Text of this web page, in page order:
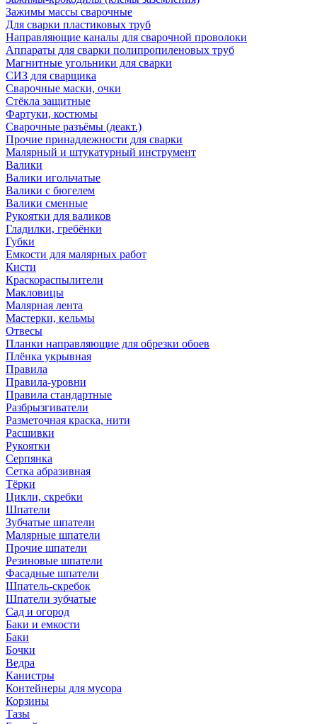
Зажимы массы сварочные
Для сварки пластиковых труб
Направляющие каналы для сварочной проволоки
Аппараты для сварки полипропиленовых труб
Магнитные угольники для сварки
СИЗ для сварщика
Сварочные маски, очки
Стёкла защитные
Фартуки, костюмы
Сварочные разъёмы (деакт.)
Прочие принадлежности для сварки
Малярный и штукатурный инструмент
Валики
Валики игольчатые
Валики с бюгелем
Валики сменные
Рукоятки для валиков
Гладилки, гребёнки
Губки
Емкости для малярных работ
Кисти
Краскораспылители
Макловицы
Малярная лента
Мастерки, кельмы
Отвесы
Планки направляющие для обрезки обоев
Плёнка укрывная
Правила
Правила-уровни
Правила стандартные
Разбрызгиватели
Разметочная краска, нити
Расшивки
Рукоятки
Серпянка
Сетка абразивная
Тёрки
Цикли, скребки
Шпатели
Зубчатые шпатели
Малярные шпатели
Прочие шпатели
Резиновые шпатели
Фасадные шпатели
Шпатель-скребок
Шпатели зубчатые
Сад и огород
Баки и емкости
Баки
Бочки
Ведра
Канистры
Контейнеры для мусора
Корзины
Тазы